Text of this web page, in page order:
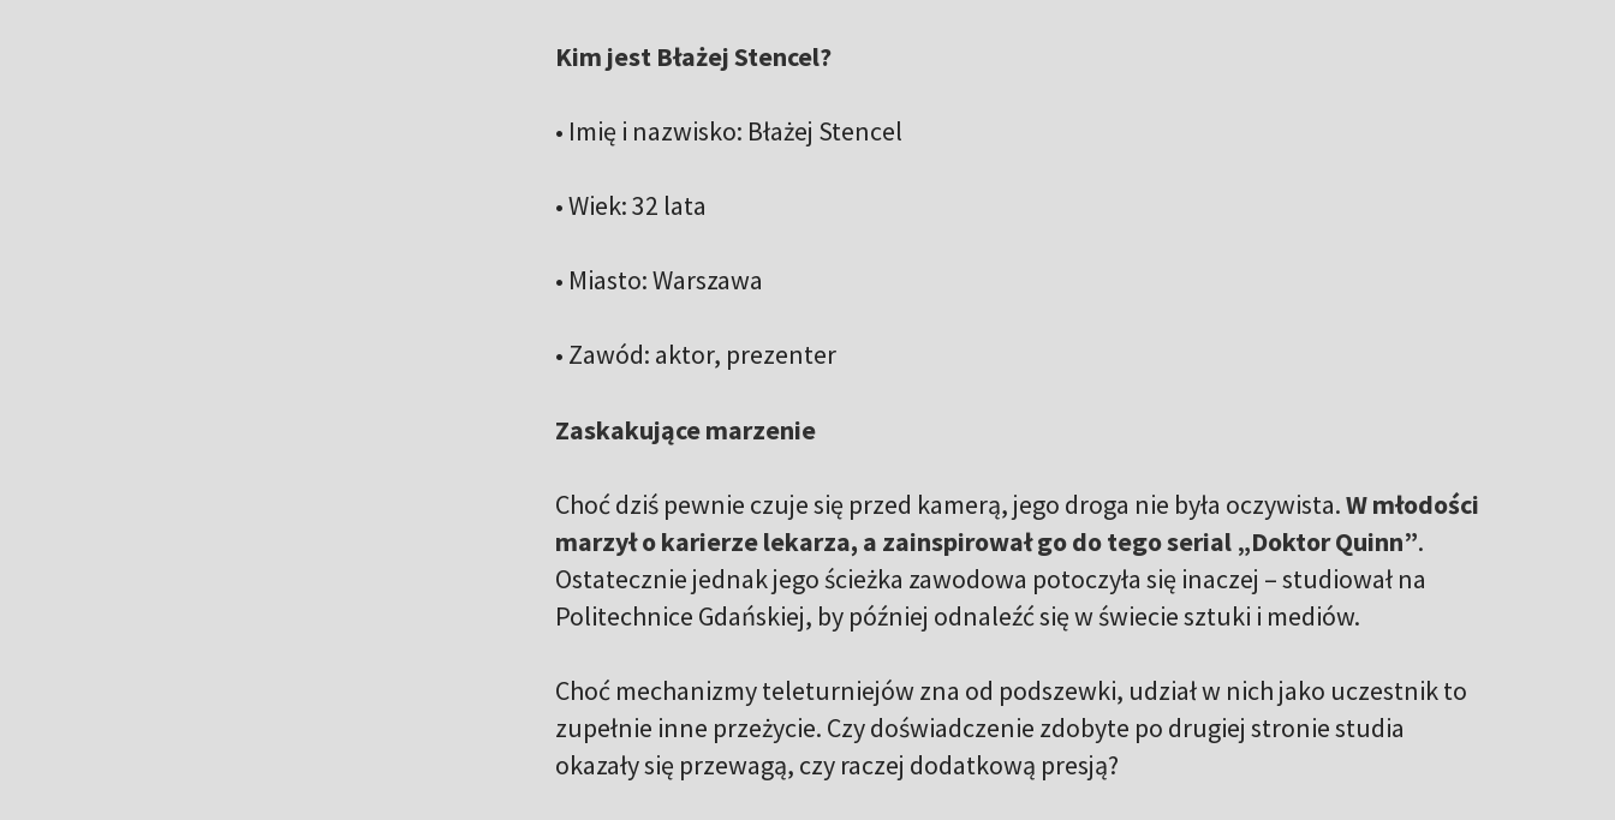
Kim jest Błażej Stencel?
• Imię i nazwisko: Błażej Stencel
• Wiek: 32 lata
• Miasto: Warszawa
• Zawód: aktor, prezenter
Zaskakujące marzenie
Choć dziś pewnie czuje się przed kamerą, jego droga nie była oczywista.W młodości
marzył o karierze lekarza, a zainspirował go do tego serial „Doktor Quinn”.
Ostatecznie jednak jego ścieżka zawodowa potoczyła się inaczej – studiował na
Politechnice Gdańskiej, by później odnaleźć się w świecie sztuki i mediów.
Choć mechanizmy teleturniejów zna od podszewki, udział w nich jako uczestnik to
zupełnie inne przeżycie. Czy doświadczenie zdobyte po drugiej stronie studia
okazały się przewagą, czy raczej dodatkową presją?